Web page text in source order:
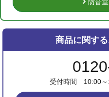
防音
商品に関す
受付時間 10:00～